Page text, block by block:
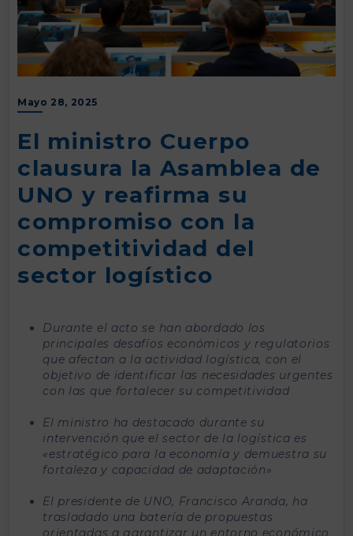
Mayo 28, 2025
El ministro Cuerpo
clausura la Asamblea de
UNO y reafirma su
compromiso con la
competitividad del
sector logístico
Durante el acto se han abordado los
principales desafíos económicos y regulatorios
que afectan a la actividad logística, con el
objetivo de identificar las necesidades urgentes
con las que fortalecer su competitividad
El ministro ha destacado durante su
intervención que el sector de la logística es
«estratégico para la economía y demuestra su
fortaleza y capacidad de adaptación»
El presidente de UNO, Francisco Aranda, ha
trasladado una batería de propuestas
orientadas a garantizar un entorno económico